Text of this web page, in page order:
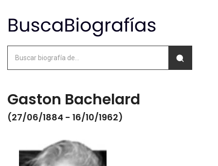
Gaston Bachelard
(27/06/1884 - 16/10/1962)